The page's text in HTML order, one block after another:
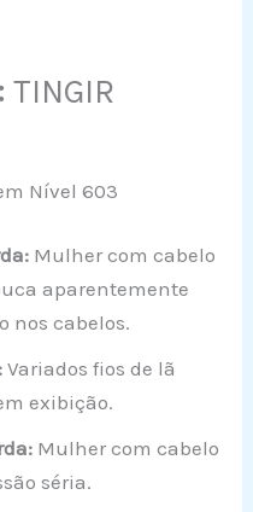
TINGIR
Nível 603
Mulher com cabelo
aparentemente
nos cabelos.
Variados fios de lã
exibição.
Mulher com cabelo
séria.